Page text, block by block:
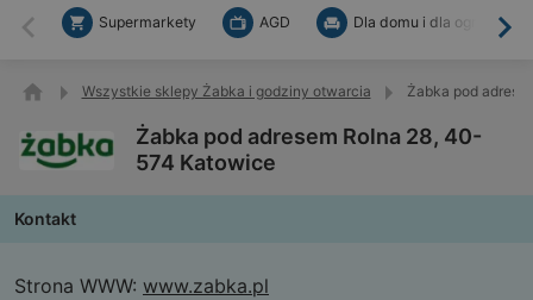
Wstecz
Supermarkety AGD Dla domu i dla ogrodu
Wszystkie sklepy Żabka i godziny otwarcia Żabka pod
Żabka pod adresem Rolna 28, 40-
574 Katowice
Kontakt
Strona WWW: www.zabka.pl